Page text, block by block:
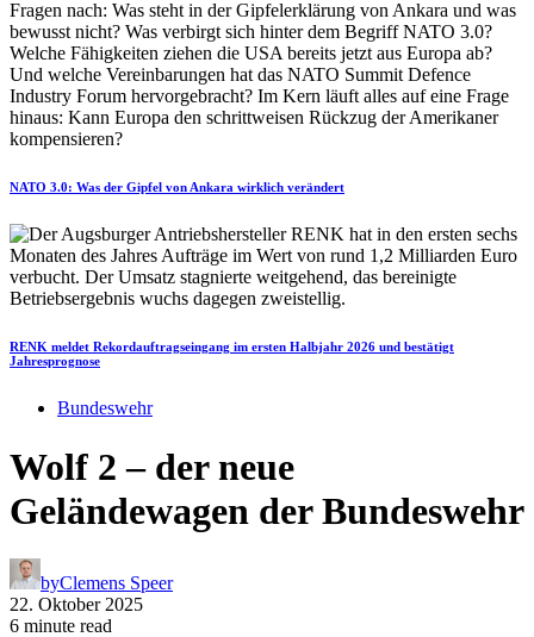
NATO 3.0: Was der Gipfel von Ankara wirklich verändert
RENK meldet Rekordauftragseingang im ersten Halbjahr 2026 und bestätigt
Jahresprognose
Bundeswehr
Wolf 2 – der neue
Geländewagen der Bundeswehr
byClemens Speer
22. Oktober 2025
6 minute read